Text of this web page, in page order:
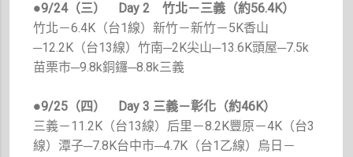
●9/24（三）
Day 2 竹北－三義（約56.4K）
竹北－6.4K（台1線）新竹－新竹－5K香山
─12.2K（台13線）竹南─2K尖山─13.6K頭屋─7.5k
苗栗市─9.8k銅鑼─8.8k三義
●9/25（四）
Day 3 三義－彰化（約46K）
三義－11.2K（台13線）后里－8.2K豐原－4K（台3
線）潭子─7.8K台中市─4.7K（台1乙線）烏日－